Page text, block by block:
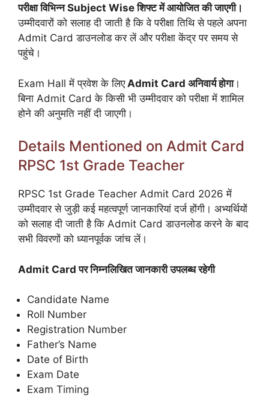
परीक्षा विभिन्न Subject Wise शिफ्ट में आयोजित की जाएगी।
उम्मीदवारों को सलाह दी जाती है कि वे परीक्षा तिथि से पहले अपना
Admit Card डाउनलोड कर लें और परीक्षा केंद्र पर समय से
पहुंचे।
Exam Hall में प्रवेश के लिएAdmit Card अनिवार्य होगा।
बिना Admit Card के किसी भी उम्मीदवार को परीक्षा में शामिल
होने की अनुमति नहीं दी जाएगी।
Details Mentioned on Admit Card
RPSC 1st Grade Teacher
RPSC 1st Grade Teacher Admit Card 2026 में
उम्मीदवार से जुड़ी कई महत्वपूर्ण जानकारियां दर्ज होंगी। अभ्यर्थियों
को सलाह दी जाती है कि Admit Card डाउनलोड करने के बाद
सभी विवरणों को ध्यानपूर्वक जांच लें।
Admit Card पर निम्नलिखित जानकारी उपलब्ध रहेगी
Candidate Name
Roll Number
Registration Number
Father’s Name
Date of Birth
Exam Date
Exam Timing